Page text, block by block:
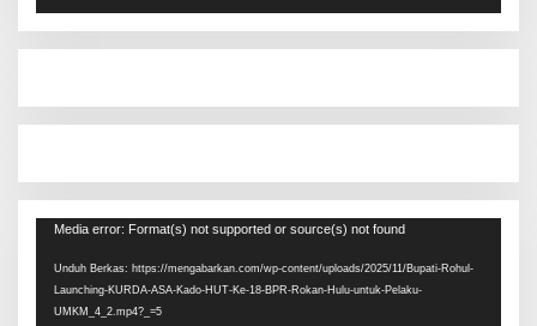
Pemutar
Media error: Format(s) not supported or source(s) not found
Unduh Berkas: https://mengabarkan.com/wp-content/uploads/2025/11/Bupati-Rohul-
Launching-KURDA-ASA-Kado-HUT-Ke-18-BPR-Rokan-Hulu-untuk-Pelaku-
UMKM_4_2.mp4?_=5